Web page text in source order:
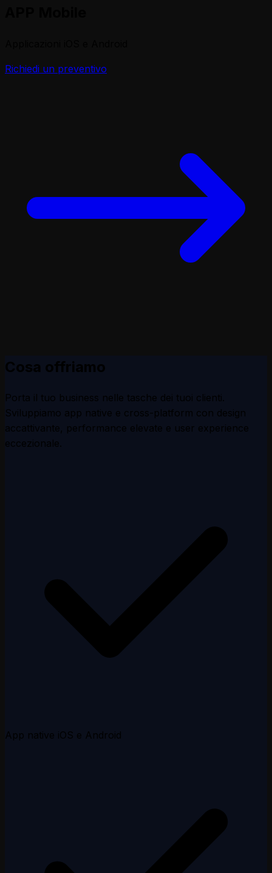
Richiedi un preventivo
Cosa offriamo
Porta il tuo business nelle tasche dei tuoi clienti.
Sviluppiamo app native e cross-platform con design
accattivante, performance elevate e user experience
eccezionale.
App native iOS e Android